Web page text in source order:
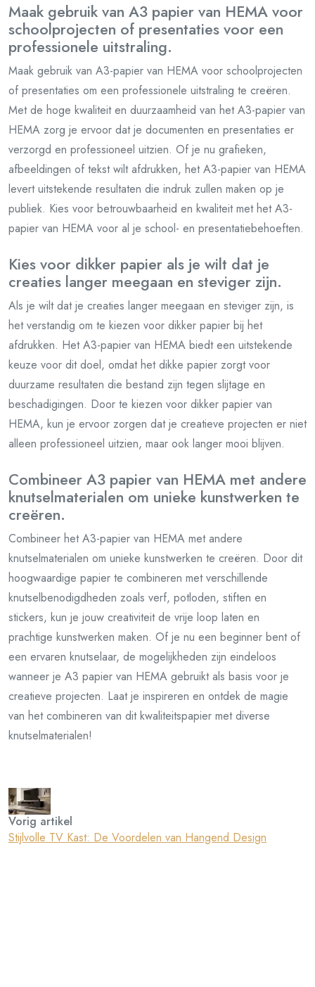
Maak gebruik van A3 papier van HEMA voor
schoolprojecten of presentaties voor een
professionele uitstraling.
Maak gebruik van A3-papier van HEMA voor schoolprojecten
of presentaties om een professionele uitstraling te creëren.
Met de hoge kwaliteit en duurzaamheid van het A3-papier van
HEMA zorg je ervoor dat je documenten en presentaties er
verzorgd en professioneel uitzien. Of je nu grafieken,
afbeeldingen of tekst wilt afdrukken, het A3-papier van HEMA
levert uitstekende resultaten die indruk zullen maken op je
publiek. Kies voor betrouwbaarheid en kwaliteit met het A3-
papier van HEMA voor al je school- en presentatiebehoeften.
Kies voor dikker papier als je wilt dat je
creaties langer meegaan en steviger zijn.
Als je wilt dat je creaties langer meegaan en steviger zijn, is
het verstandig om te kiezen voor dikker papier bij het
afdrukken. Het A3-papier van HEMA biedt een uitstekende
keuze voor dit doel, omdat het dikke papier zorgt voor
duurzame resultaten die bestand zijn tegen slijtage en
beschadigingen. Door te kiezen voor dikker papier van
HEMA, kun je ervoor zorgen dat je creatieve projecten er niet
alleen professioneel uitzien, maar ook langer mooi blijven.
Combineer A3 papier van HEMA met andere
knutselmaterialen om unieke kunstwerken te
creëren.
Combineer het A3-papier van HEMA met andere
knutselmaterialen om unieke kunstwerken te creëren. Door dit
hoogwaardige papier te combineren met verschillende
knutselbenodigdheden zoals verf, potloden, stiften en
stickers, kun je jouw creativiteit de vrije loop laten en
prachtige kunstwerken maken. Of je nu een beginner bent of
een ervaren knutselaar, de mogelijkheden zijn eindeloos
wanneer je A3 papier van HEMA gebruikt als basis voor je
creatieve projecten. Laat je inspireren en ontdek de magie
van het combineren van dit kwaliteitspapier met diverse
knutselmaterialen!
Vorig artikel
Stijlvolle TV Kast: De Voordelen van Hangend Design